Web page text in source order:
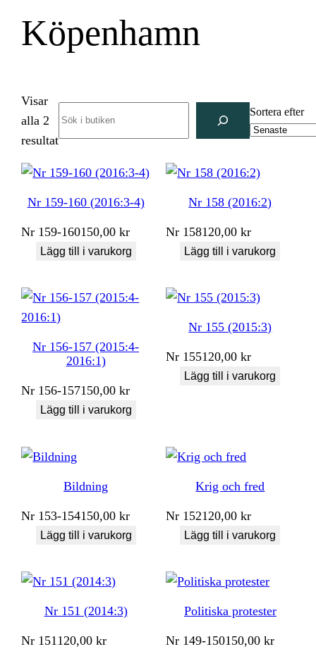
Köpenhamn
Visar
alla 2
resultatSortera
senaste
Sortera efter
Nr 159-160 (2016:3-4)
Nr 159-160150,00kr
Lägg till i varukorg
Nr 158 (2016:2)
Nr 158120,00kr
Lägg till i varukorg
Nr 156-157 (2015:4-
2016:1)
Nr 156-157150,00kr
Lägg till i varukorg
Nr 155 (2015:3)
Nr 155120,00kr
Lägg till i varukorg
Bildning
Nr 153-154150,00kr
Lägg till i varukorg
Krig och fred
Nr 152120,00kr
Lägg till i varukorg
Nr 151 (2014:3)
Nr 151120,00kr
Politiska protester
Nr 149-150150,00kr